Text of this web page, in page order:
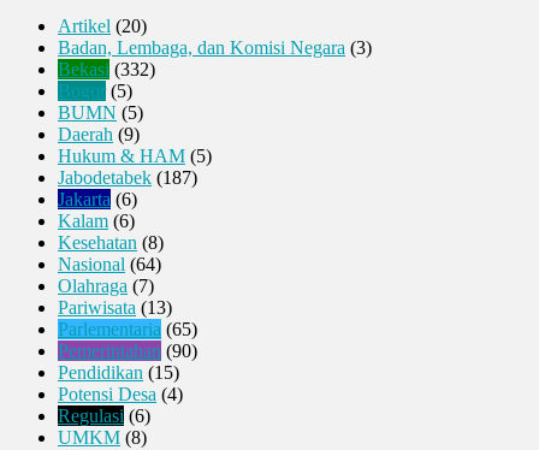
Artikel (20)
Badan, Lembaga, dan Komisi Negara (3)
Bekasi (332)
Bogor(5)
BUMN (5)
Daerah (9)
Hukum & HAM (5)
Jabodetabek (187)
Jakarta (6)
Kalam (6)
Kesehatan (8)
Nasional (64)
Olahraga (7)
Pariwisata (13)
Parlementaria (65)
Pemerintahan (90)
Pendidikan (15)
Potensi Desa (4)
Regulasi (6)
UMKM (8)